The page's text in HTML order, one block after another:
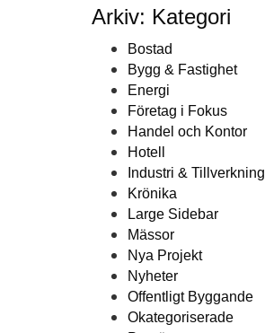
Arkiv: Kategori
Bostad
Bygg & Fastighet
Energi
Företag i Fokus
Handel och Kontor
Hotell
Industri & Tillverkning
Krönika
Large Sidebar
Mässor
Nya Projekt
Nyheter
Offentligt Byggande
Okategoriserade